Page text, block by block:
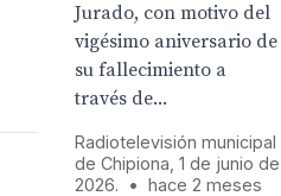
Jurado, con motivo del
vigésimo aniversario de
su fallecimiento a
través de...
Radiotelevisión municipal
de Chipiona, 1 de junio de
2026.
• hace 2 meses